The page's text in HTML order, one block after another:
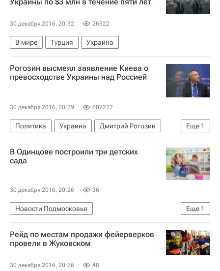
Украины по $3 млн в течение пяти лет
30 декабря 2016, 20:32 26522
В мире Турция Украина
Рогозин высмеял заявление Киева о
превосходстве Украины над Россией
30 декабря 2016, 20:29 607272
Еще 1
Политика Украина
Дмитрий Рогозин
Россия
В Одинцове построили три детских
сада
30 декабря 2016, 20:26 36
Еще 1
Новости Подмосковья
Московская область (Подмосковье)
Рейд по местам продажи фейерверков
провели в Жуковском
30 декабря 2016, 20:26 48